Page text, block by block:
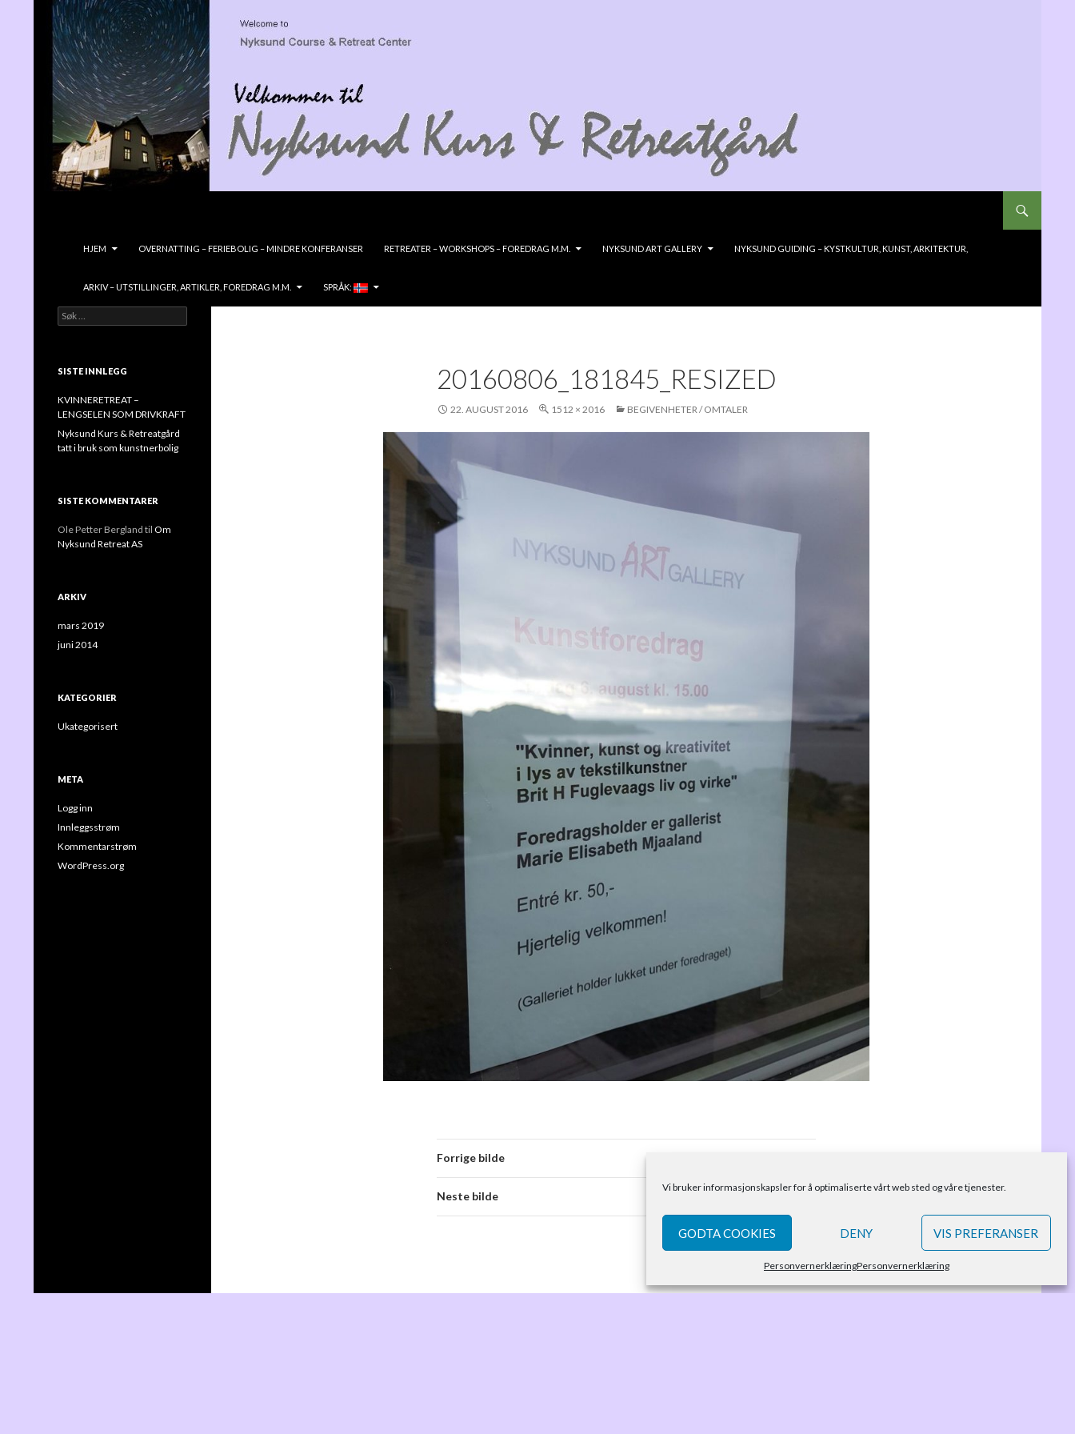
Vi bruker informasjonskapsler for å optimaliserte vårt web sted og våre tjenester.
GODTA COOKIES DENY VIS PREFERANSER
PersonvernerklæringPersonvernerklæring
HJEM
OVERNATTING – FERIEBOLIG – MINDRE KONFERANSER RETREATER – WORKSHOPS – FOREDRAG M.M. NYKSUND ART GALLERY NYKSUND GUIDING – KYSTKULTUR, KUNST, ARKITEKTUR,
ARKIV – UTSTILLINGER, ARTIKLER, FOREDRAG M.M. SPRÅK:
20160806_181845_RESIZED
22. AUGUST 2016 1512 × 2016 BEGIVENHETER / OMTALER
Forrige bilde
Neste bilde
Velkommen til NYKSUND KURS &
RETREATGÅRD- en vidunderlig liten
Søk
etter:
SISTE INNLEGG
KVINNERETREAT –
LENGSELEN SOM DRIVKRAFT
Nyksund Kurs & Retreatgård
tatt i bruk som kunstnerbolig
SISTE KOMMENTARER
Ole Petter Bergland til Om
Nyksund Retreat AS
ARKIV
mars 2019
juni 2014
KATEGORIER
Ukategorisert
META
Logg inn
Innleggsstrøm
Kommentarstrøm
WordPress.org